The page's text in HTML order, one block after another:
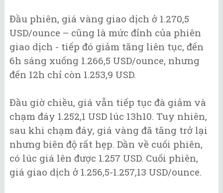
Đầu phiên, giá vàng giao dịch ở 1.270,5
USD/ounce – cũng là mức đỉnh của phiên
giao dịch - tiếp đó giảm tăng liên tục, đến
6h sáng xuống 1.266,5 USD/ounce, nhưng
đến 12h chỉ còn 1.253,9 USD.
Đầu giờ chiều, giá vẫn tiếp tục đà giảm và
chạm đáy 1.252,1 USD lúc 13h10. Tuy nhiên,
sau khi chạm đáy, giá vàng đã tăng trở lại
nhưng biên độ rất hẹp. Dần về cuối phiên,
có lúc giá lên được 1.257 USD. Cuối phiên,
giá giao dịch ở 1.256,5-1.257,13 USD/ounce.